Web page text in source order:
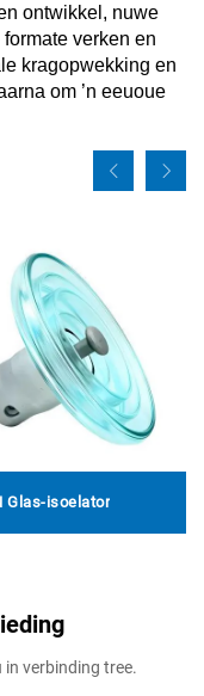
ontwikkel, nuwe
verken en
kragopwekking en
om ’n eeuoue
Glas-isoelator
verbinding tree.